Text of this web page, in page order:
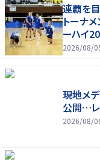
連覇を
トーナ
ーハイ
2026/08/
現地メ
公開…レ
2026/08/